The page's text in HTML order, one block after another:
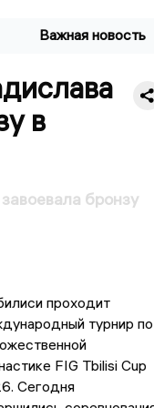
Важная новость
в
бронзу
проходит
турнир по
FIG Tbilisi Cup
Сегодня